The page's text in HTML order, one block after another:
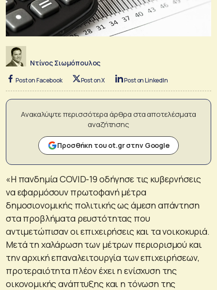
Ντίνος Σιωμόπουλος
Post on Facebook Post on X Post on LinkedIn
Ανακαλύψτε περισσότερα άρθρα στα αποτελέσματα
αναζήτησης
Προσθήκη του ot.gr στην Google
«H πανδημία COVID-19 οδήγησε τις κυβερνήσεις
να εφαρμόσουν πρωτοφανή μέτρα
δημοσιονομικής πολιτικής ως άμεση απάντηση
στα προβλήματα ρευστότητας που
αντιμετώπισαν οι επιχειρήσεις και τα νοικοκυριά.
Μετά τη χαλάρωση των μέτρων περιορισμού και
την αρχική επαναλειτουργία των επιχειρήσεων,
προτεραιότητα πλέον έχει η ενίσχυση της
οικονομικής ανάπτυξης και η τόνωση της